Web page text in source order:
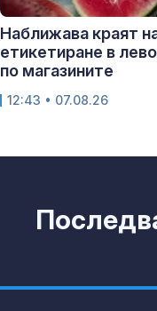
Наближава краят
етикетиране в
по магазините
12:43 • 07.08.26